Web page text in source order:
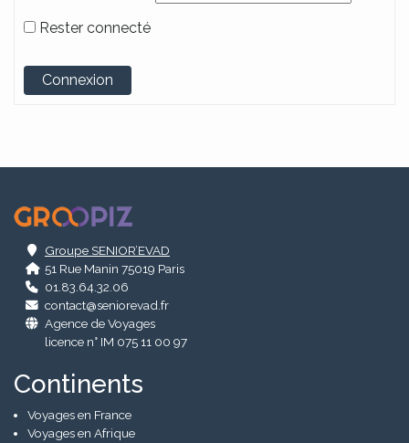
Rester connecté
Alternative:
Connexion
Groupe SENIOR’EVAD
51 Rue Manin 75019 Paris
01.83.64.32.06
contact@seniorevad.fr
Agence de Voyages
licence n° IM 075 11 00 97
Continents
Voyages en France
Voyages en Afrique